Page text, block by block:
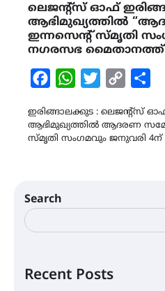
ലെജന്റ്‌സ് ഓഫ്
ആഭിമുഖ്യത്തില്‍
ഇന്നസെന്റ് സ്മൃതി
നഗരസഭ മൈതാനത്ത്
FacebookWhatsAppTwitterCopy
ഇരിങ്ങാലക്കുട : ലെജന്റ്‌സ്
ആഭിമുഖ്യത്തില്‍ ആദരണ
സ്മൃതി സംഗമവും ജനുവരി
Search
Recent Posts